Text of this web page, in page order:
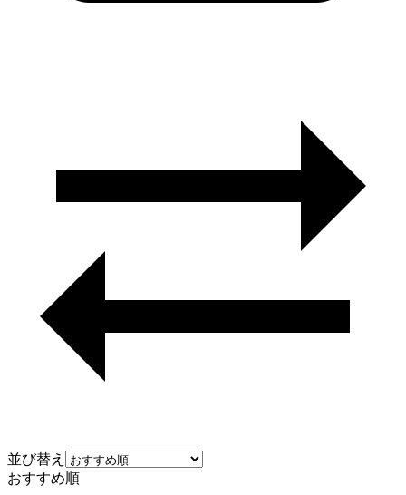
並び替え
おすすめ順